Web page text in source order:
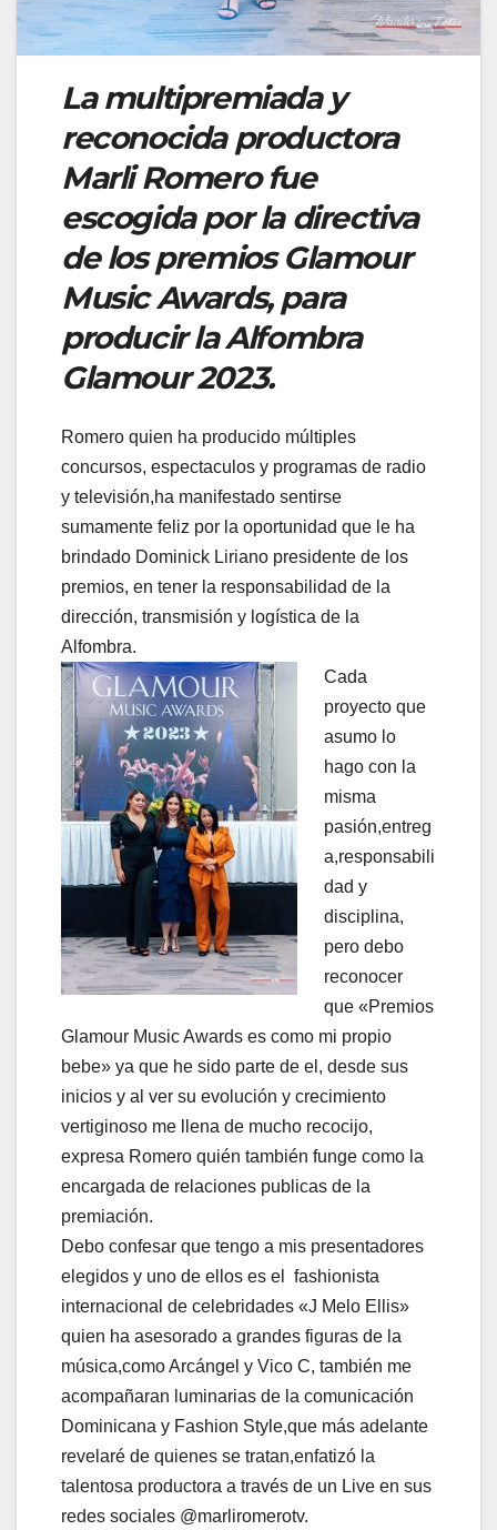
La multipremiada y
reconocida productora
Marli Romero fue
escogida por la directiva
de los premios Glamour
Music Awards, para
producir la Alfombra
Glamour 2023.
Romero quien ha producido múltiples
concursos, espectaculos y programas de radio
y televisión,ha manifestado sentirse
sumamente feliz por la oportunidad que le ha
brindado Dominick Liriano presidente de los
premios, en tener la responsabilidad de la
dirección, transmisión y logística de la
Alfombra.
Cada
proyecto que
asumo lo
hago con la
misma
pasión,entreg
a,responsabili
dad y
disciplina,
pero debo
reconocer
que «Premios
Glamour Music Awards es como mi propio
bebe» ya que he sido parte de el, desde sus
inicios y al ver su evolución y crecimiento
vertiginoso me llena de mucho recocijo,
expresa Romero quién también funge como la
encargada de relaciones publicas de la
premiación.
Debo confesar que tengo a mis presentadores
elegidos y uno de ellos es el fashionista
internacional de celebridades «J Melo Ellis»
quien ha asesorado a grandes figuras de la
música,como Arcángel y Vico C, también me
acompañaran luminarias de la comunicación
Dominicana y Fashion Style,que más adelante
revelaré de quienes se tratan,enfatizó la
talentosa productora a través de un Live en sus
redes sociales @marliromerotv.